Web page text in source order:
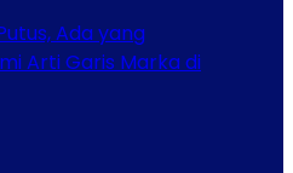
Ada yang
Arti Garis Marka di